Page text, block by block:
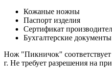
Кожаные ножны
Паспорт изделия
Сертификат
Бухгалтерские документы
Нож "Пикничок"
г. Не требует разрешения на